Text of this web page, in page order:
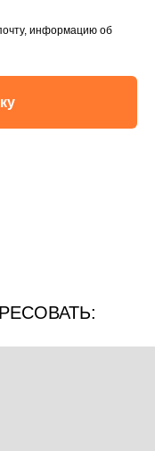
информацию об